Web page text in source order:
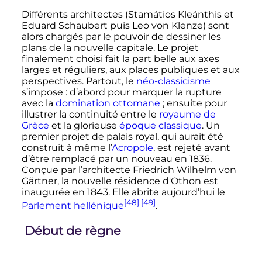
Différents architectes (Stamátios Kleánthis et
Eduard Schaubert puis Leo von Klenze) sont
alors chargés par le pouvoir de dessiner les
plans de la nouvelle capitale. Le projet
finalement choisi fait la part belle aux axes
larges et réguliers, aux places publiques et aux
perspectives. Partout, le néo-classicisme
s’impose : d’abord pour marquer la rupture
avec la domination ottomane ; ensuite pour
illustrer la continuité entre le royaume de
Grèce et la glorieuse époque classique. Un
premier projet de palais royal, qui aurait été
construit à même l’Acropole, est rejeté avant
d’être remplacé par un nouveau en 1836.
Conçue par l’architecte Friedrich Wilhelm von
Gärtner, la nouvelle résidence d'Othon est
inaugurée en 1843. Elle abrite aujourd’hui le
Parlement hellénique[48],[49].
Début de règne